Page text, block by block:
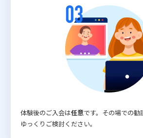
体験後のご入会は任意です。その場での勧
ゆっくりご検討ください。